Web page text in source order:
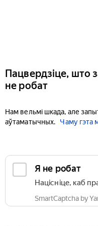
Пацвердзіце, што
не робат
Нам вельмі шкада, але
аўтаматычных.
Чаму гэта
Я не робат
Націсніце, каб
SmartCaptcha by